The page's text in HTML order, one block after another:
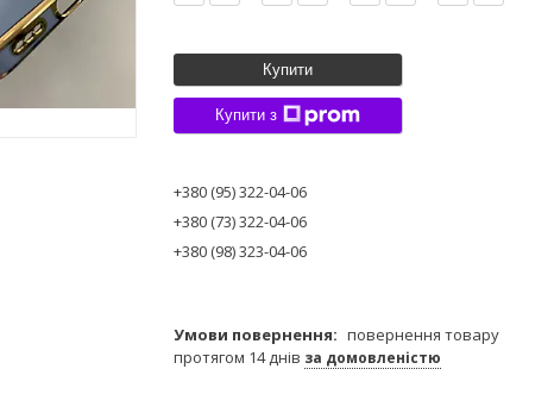
Купити
Купити з
+380 (95) 322-04-06
+380 (73) 322-04-06
+380 (98) 323-04-06
повернення товару
протягом 14 днів за домовленістю